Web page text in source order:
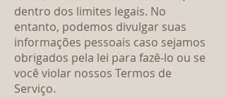
dentro dos limites legais. No
entanto, podemos divulgar suas
informações pessoais caso sejamos
obrigados pela lei para fazê-lo ou se
você violar nossos Termos de
Serviço.